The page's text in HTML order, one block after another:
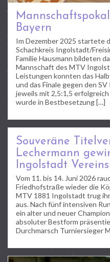
Bayern
Im Dezember 2025 startete
Schachkreis Ingolstadt/
Familie Hausmann bildeten
Mannschaft des MTV
Leistungen konnten das
und das Finale gegen den
jeweils mit 2,5:1,5
wurde in Bestbesetzung […]
Souveräne
Lechermann
Ingolstadt
Vom 11. bis 14. Juni 2026
Friedhofstraße wieder die
MTV 1881 Ingolstadt trug
aus. Nach fünf intensiven
ein alter und neuer
absoluter Bestform
Durchmarsch Turniersieger